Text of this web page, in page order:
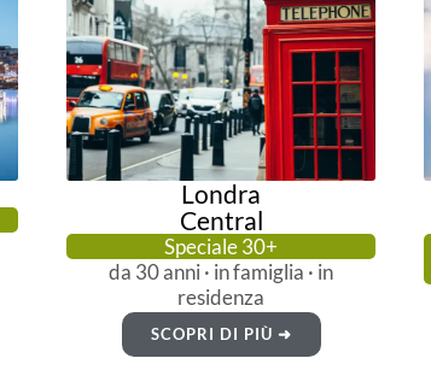
Londra
Central
Speciale 30+
da 30 anni · in famiglia · in
residenza
SCOPRI DI PIÙ ➜